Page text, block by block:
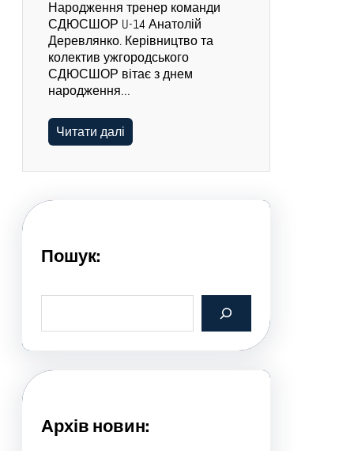
Народження тренер команди
СДЮСШОР U-14 Анатолій
Деревлянко. Керівництво та
колектив ужгородського
СДЮСШОР вітає з днем
народження…
Читати далі
Пошук:
a
c
Архів новин: